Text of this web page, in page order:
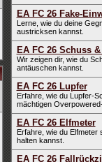
EA FC 26 Fake-
Lerne, wie du deine
austricksen kannst.
EA FC 26 Schuss
Wir zeigen dir, wie du
antäuschen kannst.
EA FC 26 Lupfer
Erfahre, wie du Lupfer-
mächtigen
EA FC 26 Elfmeter
Erfahre, wie du Elfmeter
halten kannst.
EA FC 26